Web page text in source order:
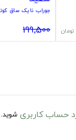
تومان
جوراب نایک ساق
199,500
حساب کاربری شوید.